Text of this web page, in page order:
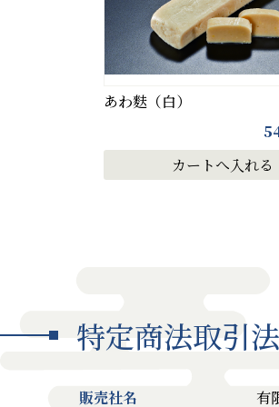
あわ麩（白）
特定商法取引
販売社名 有